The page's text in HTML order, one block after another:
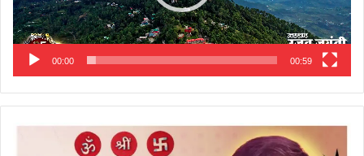
00:00 00:59